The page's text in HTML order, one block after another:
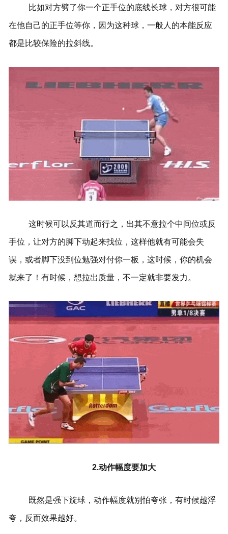
比如对方劈了你一个正手位的底线长球，对方很可能
在他自己的正手位等你，因为这种球，一般人的本能反应
都是比较保险的拉斜线。
这时候可以反其道而行之，出其不意拉个中间位或反
手位，让对方的脚下动起来找位，这样他就有可能会失
误，或者脚下没到位勉强对付你一板，这时候，你的机会
就来了！有时候，想拉出质量，不一定就非要发力。
2.动作幅度要加大
既然是强下旋球，动作幅度就别怕夸张，有时候越浮
夸，反而效果越好。